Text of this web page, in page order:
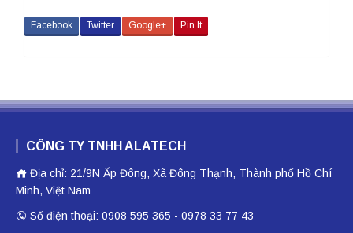
Facebook Twitter Google+ Pin It
CÔNG TY TNHH ALATECH
Địa chỉ: 21/9N Ấp Đông, Xã Đông Thạnh, Thành phố Hồ Chí
Minh, Việt Nam
Số điện thoại: 0908 595 365 - 0978 33 77 43